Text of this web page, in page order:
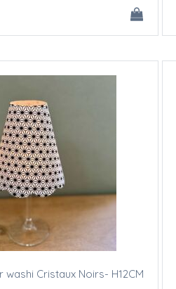
Cristaux Noirs- H12CM